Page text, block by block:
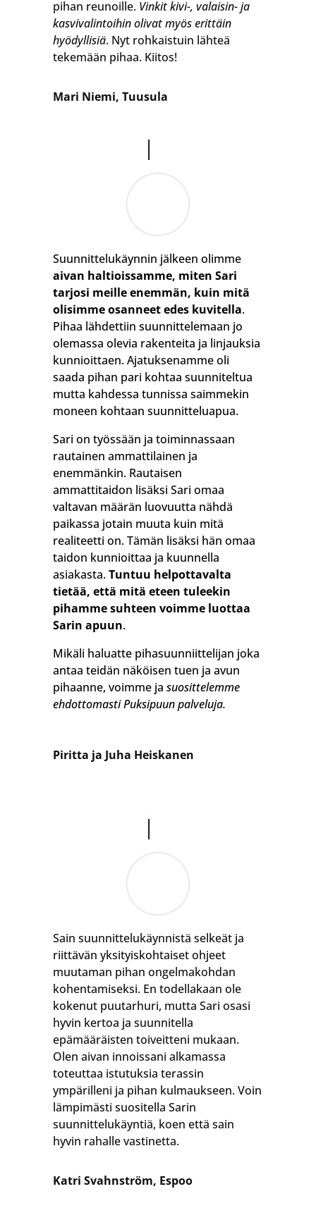
pihan reunoille. Vinkit kivi-, valaisin- ja
kasvivalintoihin olivat myös erittäin
hyödyllisiä. Nyt rohkaistuin lähteä
tekemään pihaa. Kiitos!
Mari Niemi, Tuusula
Suunnittelukäynnin jälkeen olimme
aivan haltioissamme, miten Sari
tarjosi meille enemmän, kuin mitä
olisimme osanneet edes kuvitella.
Pihaa lähdettiin suunnittelemaan jo
olemassa olevia rakenteita ja linjauksia
kunnioittaen. Ajatuksenamme oli
saada pihan pari kohtaa suunniteltua
mutta kahdessa tunnissa saimmekin
moneen kohtaan suunnitteluapua.
Sari on työssään ja toiminnassaan
rautainen ammattilainen ja
enemmänkin. Rautaisen
ammattitaidon lisäksi Sari omaa
valtavan määrän luovuutta nähdä
paikassa jotain muuta kuin mitä
realiteetti on. Tämän lisäksi hän omaa
taidon kunnioittaa ja kuunnella
asiakasta.Tuntuu helpottavalta
tietää, että mitä eteen tuleekin
pihamme suhteen voimme luottaa
Sarin apuun.
Mikäli haluatte pihasuunniittelijan joka
antaa teidän näköisen tuen ja avun
pihaanne, voimme ja suosittelemme
ehdottomasti Puksipuun palveluja.
Piritta ja Juha Heiskanen
Sain suunnittelukäynnistä selkeät ja
riittävän yksityiskohtaiset ohjeet
muutaman pihan ongelmakohdan
kohentamiseksi. En todellakaan ole
kokenut puutarhuri, mutta Sari osasi
hyvin kertoa ja suunnitella
epämääräisten toiveitteni mukaan.
Olen aivan innoissani alkamassa
toteuttaa istutuksia terassin
ympärilleni ja pihan kulmaukseen. Voin
lämpimästi suositella Sarin
suunnittelukäyntiä, koen että sain
hyvin rahalle vastinetta.
Katri Svahnström, Espoo